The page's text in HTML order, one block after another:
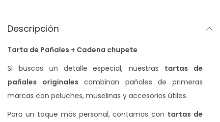
C
d
e
n
a
Descripción
Tarta de Pañales + Cadena chupete
Si buscas un detalle especial, nuestras tartas de
pañales originales combinan pañales de primeras
marcas con peluches, muselinas y accesorios útiles.
Para un toque más personal, contamos con tartas de